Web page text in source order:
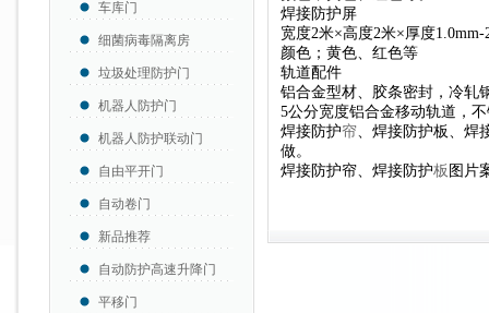
车库门
细菌病毒隔离房
垃圾处理防护门
机器人防护门
机器人防护联动门
自由平开门
自动卷门
新品推荐
自动防护高速升降门
平移门
焊接防护屏
宽度2米×高度2米×厚度1.0mm-
颜色；黄色、红色等
轨道配件
铝合金型材、胶条密封，冷轧
5公分宽度铝合金移动轨道，
焊接防护帘、焊接防护板、焊
做。
焊接防护帘、焊接防护板 图片